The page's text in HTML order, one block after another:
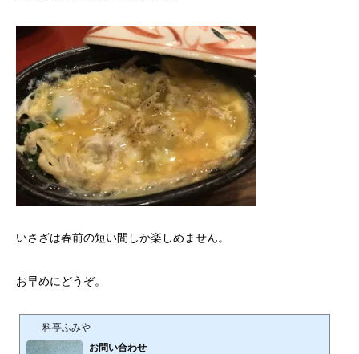
いさざは春前の短い間しか楽しめません。
お早めにどうぞ。
料亭ふみや
お問い合わせ